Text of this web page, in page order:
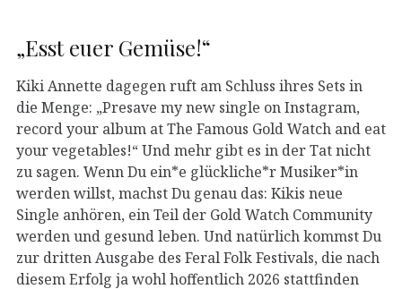
„Esst euer Gemüse!“
Kiki Annette dagegen ruft am Schluss ihres Sets in
die Menge: „Presave my new single on Instagram,
record your album at The Famous Gold Watch and eat
your vegetables!“ Und mehr gibt es in der Tat nicht
zu sagen. Wenn Du ein*e glückliche*r Musiker*in
werden willst, machst Du genau das: Kikis neue
Single anhören, ein Teil der Gold Watch Community
werden und gesund leben. Und natürlich kommst Du
zur dritten Ausgabe des Feral Folk Festivals, die nach
diesem Erfolg ja wohl hoffentlich 2026 stattfinden